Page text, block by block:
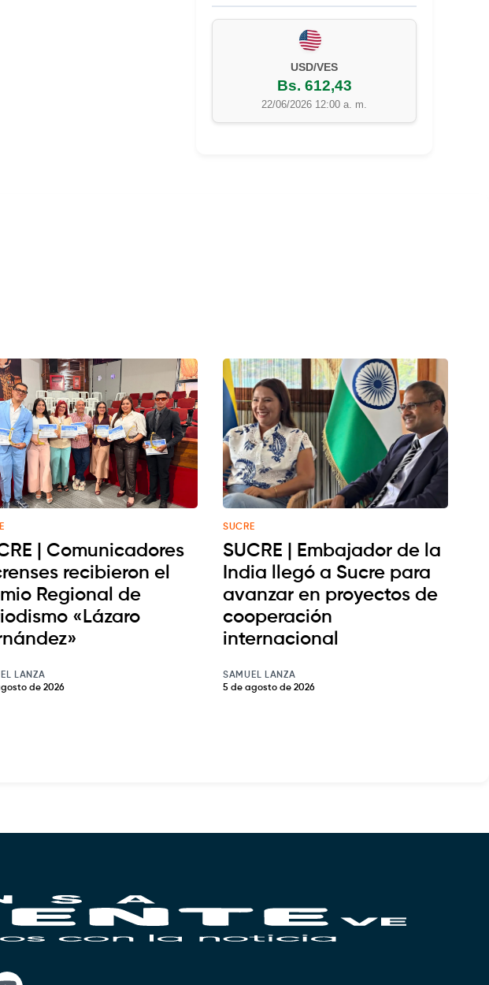
USD/VES
Bs. 612,43
22/06/2026 12:00 a. m.
| Comunicadores
recibieron el
Regional de
«Lázaro
LANZA
de 2026
SUCRE
SUCRE | Embajador de la
India llegó a Sucre para
avanzar en proyectos de
cooperación
internacional
SAMUEL LANZA
5 de agosto de 2026